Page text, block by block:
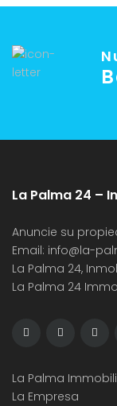
La Palma 24 –
Anuncie su
Email: info@la-
La Palma 24,
La Palma 24
La Palma
La Empresa